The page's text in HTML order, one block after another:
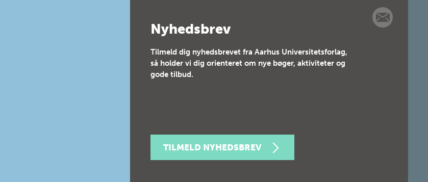
Nyhedsbrev
Tilmeld dig nyhedsbrevet fra Aarhus Universitetsforlag,
så holder vi dig orienteret om nye bøger, aktiviteter og
gode tilbud.
TILMELD NYHEDSBREV